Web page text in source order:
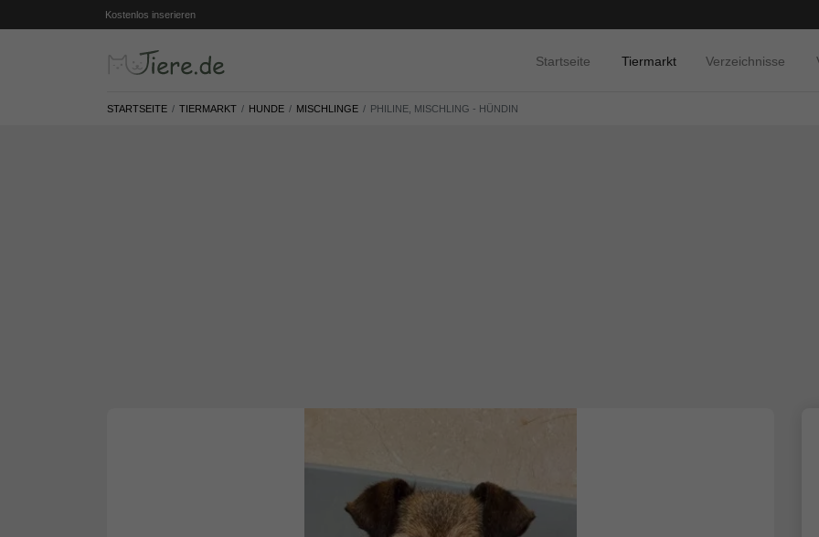
Kostenlos inserieren
Startseite Tiermarkt Verzeichnisse
STARTSEITE TIERMARKT HUNDE MISCHLINGE PHILINE, MISCHLING - HÜNDIN